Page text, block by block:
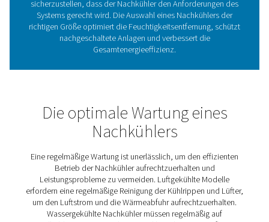
Die Investition in den richtigen Nachkühler
effiziente Feuchtigkeitsentfernung, schützt wertvolle
erhöht die Zuverlässigkeit Ihres Druckluftsystems. Die
wichtigsten Vorteile sind:
pneumatischen Geräten verursachen können.
Kühlt Druckluft, bevor sie in Trockner und Filter
deren Leistung und Lebensdauer verbessert werden.
3. Schützt nachgeschaltete Geräte
Reduziert den Verschleiß vonVentilen, Zylindern und